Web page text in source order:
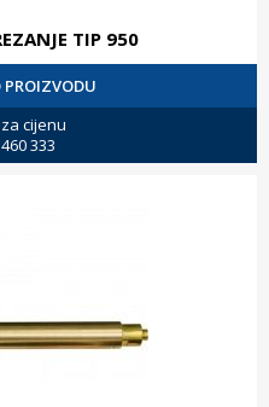
TIP 950
PROIZVODU
cijenu
333